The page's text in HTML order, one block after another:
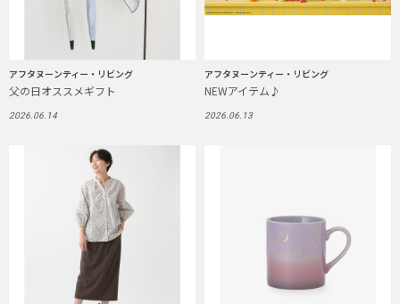
アフタヌーンティー・リビング
父の日オススメギフト
2026.06.14
アフタヌーンティー・リビング
NEWアイテム♪
2026.06.13